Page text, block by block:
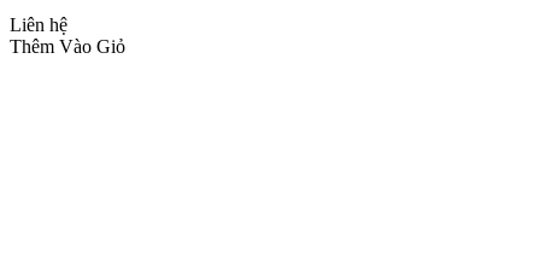
Liên hệ
Thêm Vào Giỏ